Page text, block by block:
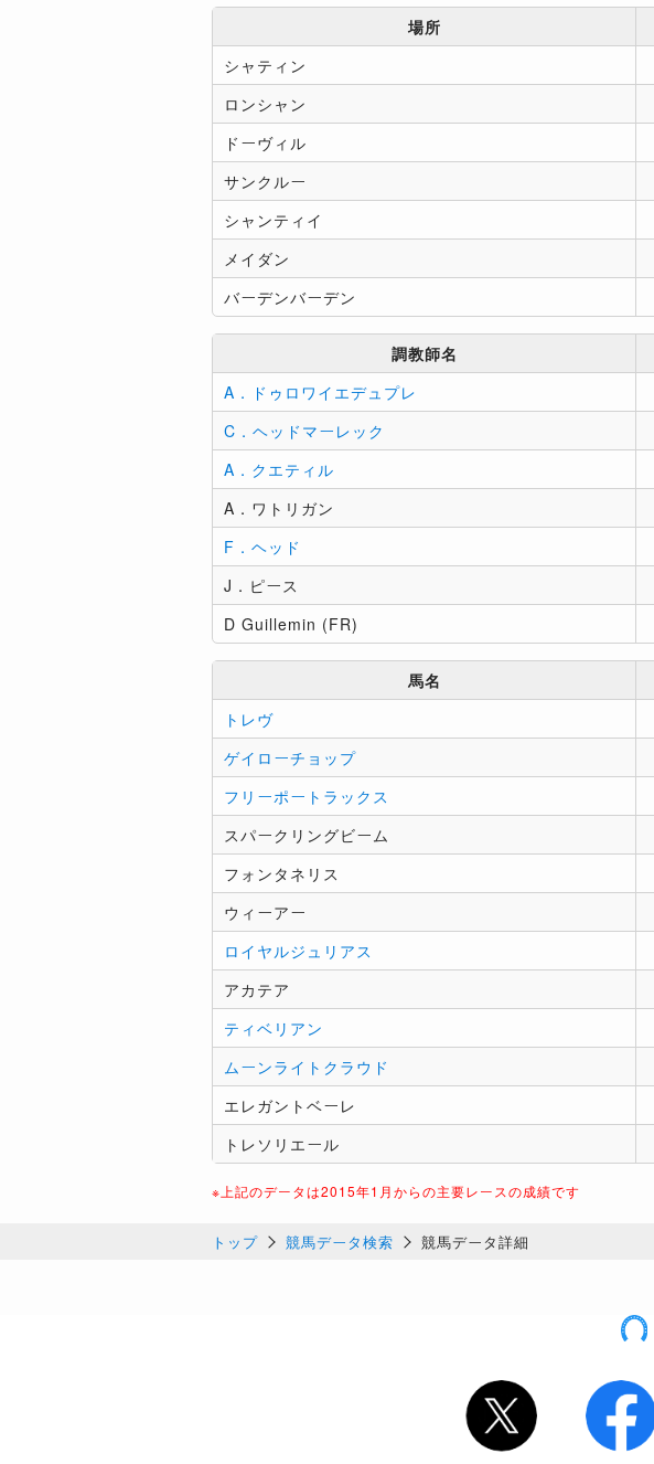
場所
シャティン
ロンシャン
ドーヴィル
サンクルー
シャンティイ
メイダン
バーデンバーデン
調教師名
A．ドゥロワイエデュプレ
C．ヘッドマーレック
A．クエティル
A．ワトリガン
F．ヘッド
J．ピース
D Guillemin (FR)
馬名
トレヴ
ゲイローチョップ
フリーポートラックス
スパークリングビーム
フォンタネリス
ウィーアー
ロイヤルジュリアス
アカテア
ティベリアン
ムーンライトクラウド
エレガントベーレ
トレソリエール
※上記のデータは2015年1月からの主要レースの成績です
トップ 競馬データ検索 競馬データ詳細
Twitter Facebook